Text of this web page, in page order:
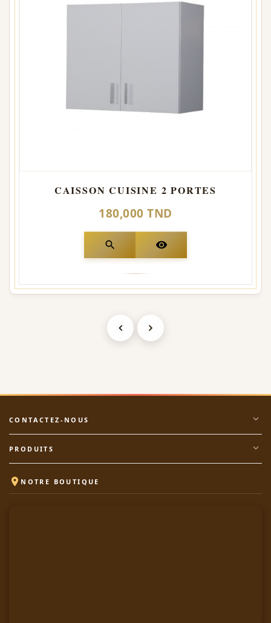
CAISSON CUISINE 2 PORTES
180,000 TND
search visibility
CONTACTEZ-NOUS expand_more
PRODUITS expand_more
 NOTRE BOUTIQUE